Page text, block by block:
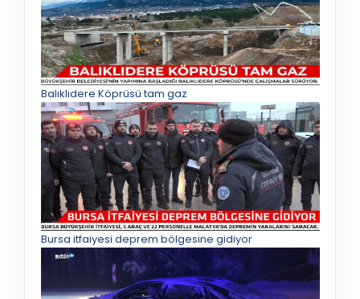
Balıklıdere Köprüsü tam gaz
Bursa itfaiyesi deprem bölgesine gidiyor